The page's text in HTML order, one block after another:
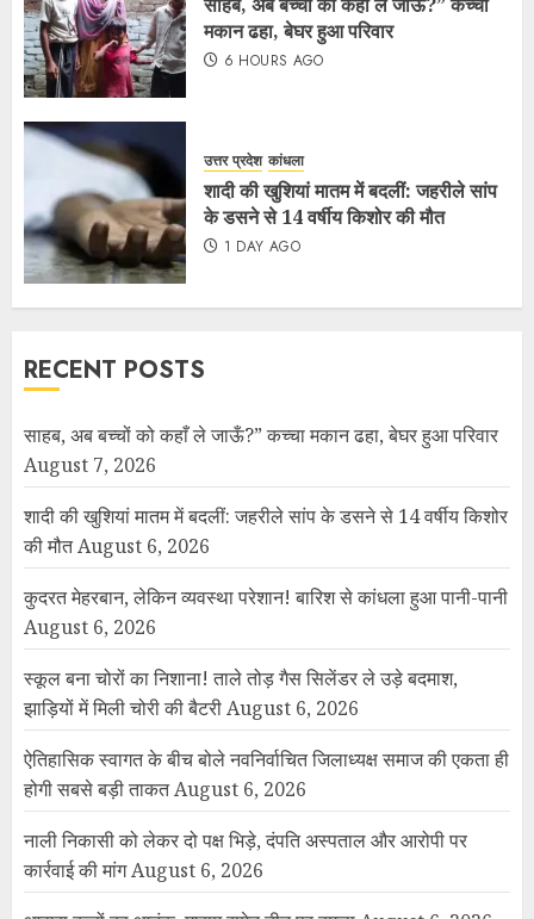
मकान ढहा, बेघर हुआ परिवार
6 HOURS AGO
उत्तर प्रदेश कांधला
शादी की खुशियां मातम में बदलीं: जहरीले सांप
के डसने से 14 वर्षीय किशोर की मौत
1 DAY AGO
RECENT POSTS
साहब, अब बच्चों को कहाँ ले जाऊँ?” कच्चा मकान ढहा, बेघर हुआ परिवार
August 7, 2026
शादी की खुशियां मातम में बदलीं: जहरीले सांप के डसने से 14 वर्षीय किशोर
की मौतAugust 6, 2026
कुदरत मेहरबान, लेकिन व्यवस्था परेशान! बारिश से कांधला हुआ पानी-पानी
August 6, 2026
स्कूल बना चोरों का निशाना! ताले तोड़ गैस सिलेंडर ले उड़े बदमाश,
झाड़ियों में मिली चोरी की बैटरीAugust 6, 2026
ऐतिहासिक स्वागत के बीच बोले नवनिर्वाचित जिलाध्यक्ष समाज की एकता ही
होगी सबसे बड़ी ताकतAugust 6, 2026
नाली निकासी को लेकर दो पक्ष भिड़े, दंपति अस्पताल और आरोपी पर
कार्रवाई की मांगAugust 6, 2026